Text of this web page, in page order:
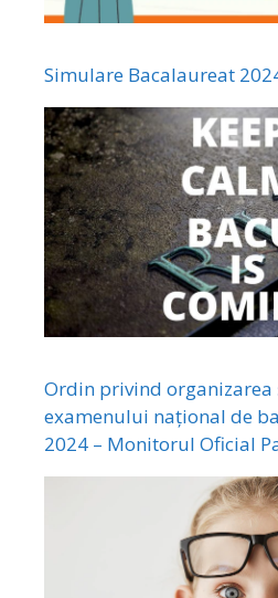
Simulare Bacalaureat
Ordin privind organizarea
examenului național de
2024 – Monitorul Oficial